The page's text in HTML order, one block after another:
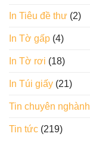
In Tiêu đề thư (2)
In Tờ gấp (4)
In Tờ rơi (18)
In Túi giấy (21)
Tin chuyên nghành
Tin tức (219)